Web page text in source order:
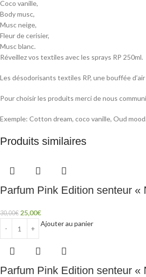
Coco vanille,
Body musc,
Musc neige,
Fleur de cerisier,
Musc blanc.
Réveillez vos textiles avec les sprays RP 250ml.
Les désodorisants textiles RP, une bouffée
Pour choisir les produits merci de nous
Exemple: Cotton dream, coco vanille, Oud mood.
Produits similaires
Parfum Pink Edition senteur «
30,00€ 25,00€
Ajouter au panier
Parfum Pink Edition senteur «